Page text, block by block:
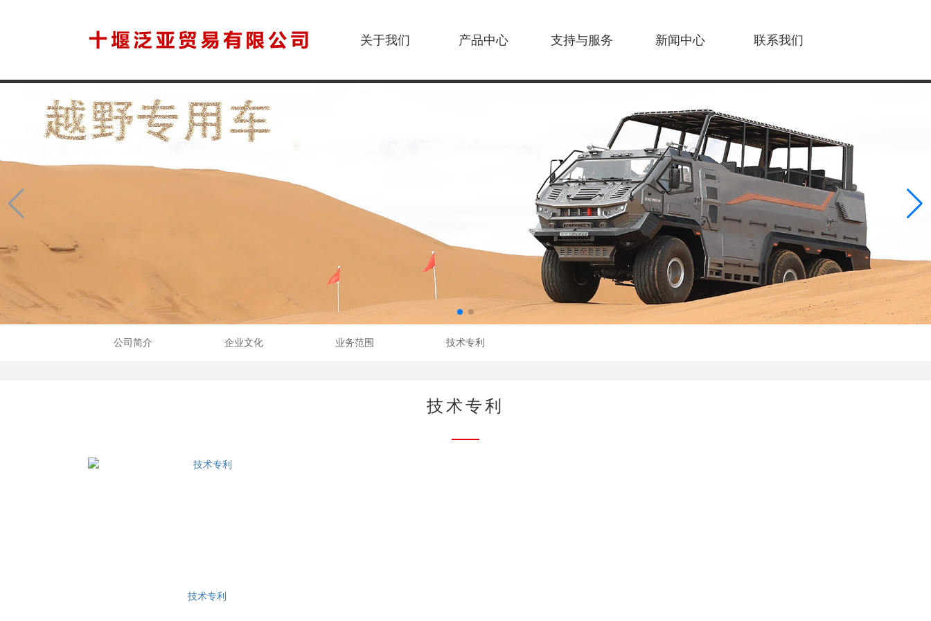
关于我们 产品中心 支持与服务 新闻中心 联系我们
公司简介 企业文化 业务范围 技术专利
技术专利
技术专利